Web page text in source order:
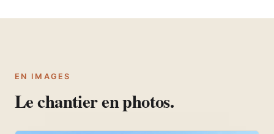
EN IMAGES
Le chantier en photos.